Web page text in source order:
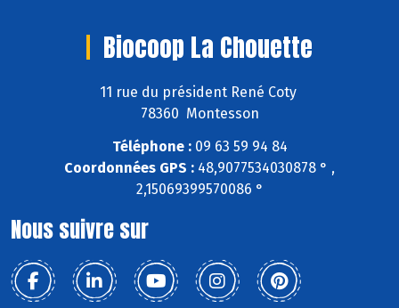
Biocoop La Chouette
11 rue du président René Coty
78360 Montesson
Téléphone :09 63 59 94 84
Coordonnées GPS : 48,9077534030878 ° ,
2,15069399570086 °
Nous suivre sur